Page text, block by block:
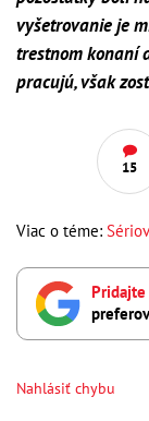
vyšetrovanie je
trestnom konaní
pracujú, však
15
Viac o téme:
Pridajte
Nahlásiť chybu